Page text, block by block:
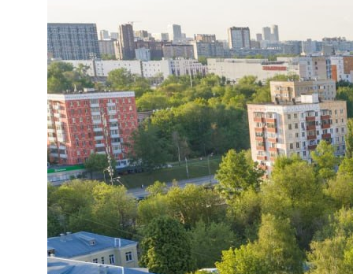
Услуги:
Вакансии
⚡ Медиа
CPA Автомобили
CPA Недвижимость
Web-студия
Digital-реклама
База креативов